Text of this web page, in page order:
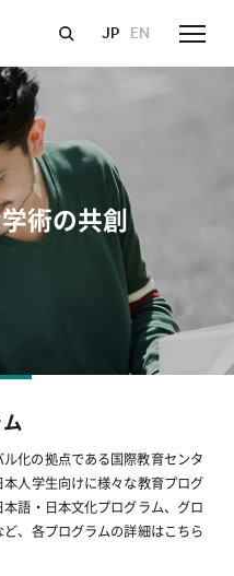
JP EN
学術の共創
化の拠点である国際教育センタ
人学生向けに様々な教育プログ
語・日本文化プログラム、グロ
、各プログラムの詳細はこちら